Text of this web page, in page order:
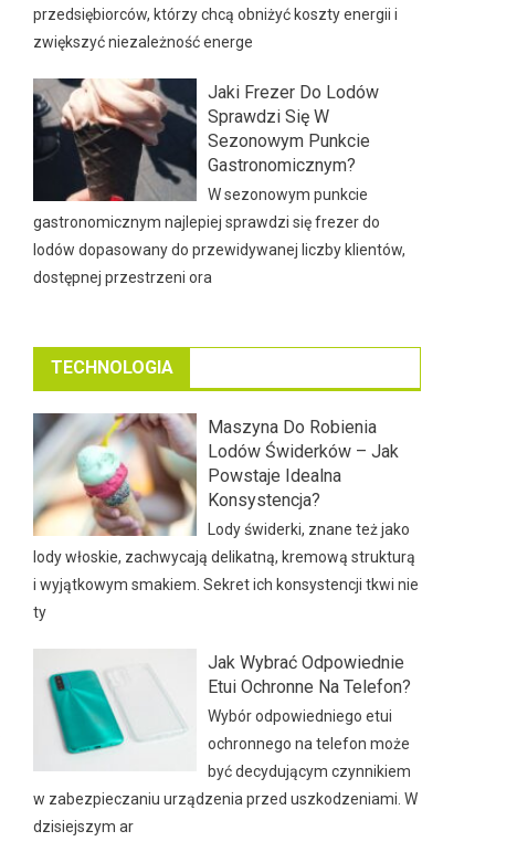
przedsiębiorców, którzy chcą obniżyć koszty energii i
zwiększyć niezależność energe
Jaki Frezer Do Lodów
Sprawdzi Się W
Sezonowym Punkcie
Gastronomicznym?
W sezonowym punkcie
gastronomicznym najlepiej sprawdzi się frezer do
lodów dopasowany do przewidywanej liczby klientów,
dostępnej przestrzeni ora
TECHNOLOGIA
Maszyna Do Robienia
Lodów Świderków – Jak
Powstaje Idealna
Konsystencja?
Lody świderki, znane też jako
lody włoskie, zachwycają delikatną, kremową strukturą
i wyjątkowym smakiem. Sekret ich konsystencji tkwi nie
ty
Jak Wybrać Odpowiednie
Etui Ochronne Na Telefon?
Wybór odpowiedniego etui
ochronnego na telefon może
być decydującym czynnikiem
w zabezpieczaniu urządzenia przed uszkodzeniami. W
dzisiejszym ar